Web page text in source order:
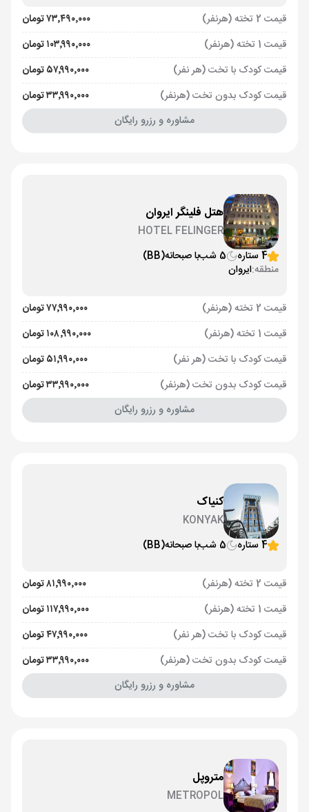
قیمت 2 تخته (هرنفر)
۷۳٬۴۹۰٬۰۰۰ تومان
قیمت 1 تخته (هرنفر)
۱۰۳٬۹۹۰٬۰۰۰ تومان
قیمت کودک با تخت (هر نفر)
۵۷٬۹۹۰٬۰۰۰ تومان
قیمت کودک بدون تخت (هرنفر)
۳۳٬۹۹۰٬۰۰۰ تومان
مشاوره و رزرو رایگان
هتل فلینگر ایروان
HOTEL FELINGER
4 ستاره
5 شب با صبحانه(BB)
منطقه:ایروان
قیمت 2 تخته (هرنفر)
۷۷٬۹۹۰٬۰۰۰ تومان
قیمت 1 تخته (هرنفر)
۱۰۸٬۹۹۰٬۰۰۰ تومان
قیمت کودک با تخت (هر نفر)
۵۱٬۹۹۰٬۰۰۰ تومان
قیمت کودک بدون تخت (هرنفر)
۳۳٬۹۹۰٬۰۰۰ تومان
مشاوره و رزرو رایگان
کنیاک
KONYAK
4 ستاره
5 شب با صبحانه(BB)
قیمت 2 تخته (هرنفر)
۸۱٬۹۹۰٬۰۰۰ تومان
قیمت 1 تخته (هرنفر)
۱۱۷٬۹۹۰٬۰۰۰ تومان
قیمت کودک با تخت (هر نفر)
۴۷٬۹۹۰٬۰۰۰ تومان
قیمت کودک بدون تخت (هرنفر)
۳۳٬۹۹۰٬۰۰۰ تومان
مشاوره و رزرو رایگان
متروپل
METROPOL